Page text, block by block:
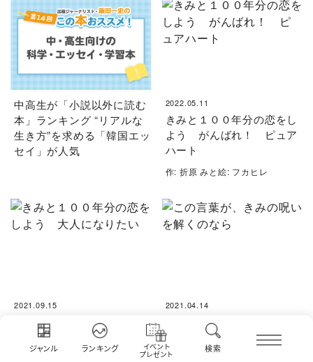
ジャンル ランキング イベント
プレゼント
検索
中高生が「小説以外に読む
本」ランキング “リアルな
生き方”を求める「韓国エッ
セイ」が人気
2022.05.11
きみと１００年分の恋をし
よう がんばれ！ ピュア
ハート
作: 折原 みと絵: フカヒレ
2021.09.15
きみと１００年分の恋をし
よう 大人になりたい
2021.04.14
この言葉が、きみの呪いを
解くのなら
著: 伊藤 クミコ